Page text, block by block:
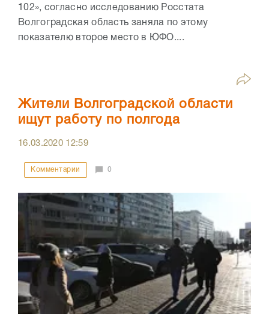
102», согласно исследованию Росстата
Волгоградская область заняла по этому
показателю второе место в ЮФО....
Жители Волгоградской области
ищут работу по полгода
16.03.2020 12:59
Комментарии 0